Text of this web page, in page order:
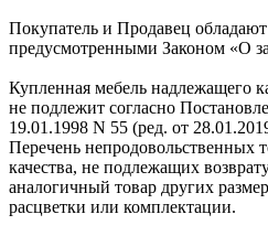
Покупатель и Продавец
предусмотренными Законом «О
Купленная мебель надлежащего
не подлежит согласно
19.01.1998 N 55 (ред. от
Перечень непродовольственных
качества, не подлежащих
аналогичный товар других
расцветки или комплектации.